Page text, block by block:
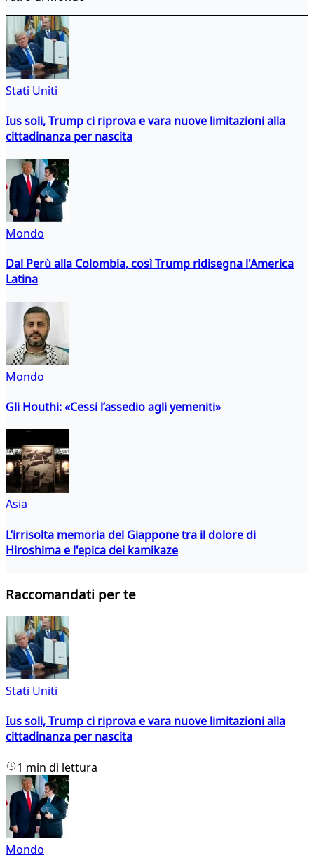
Stati Uniti
Ius soli, Trump ci riprova e vara nuove limitazioni alla
cittadinanza per nascita
Mondo
Dal Perù alla Colombia, così Trump ridisegna l'America
Latina
Mondo
Gli Houthi: «Cessi l’assedio agli yemeniti»
Asia
L’irrisolta memoria del Giappone tra il dolore di
Hiroshima e l'epica dei kamikaze
Raccomandati per te
Stati Uniti
Ius soli, Trump ci riprova e vara nuove limitazioni alla
cittadinanza per nascita
1 min di lettura
Mondo